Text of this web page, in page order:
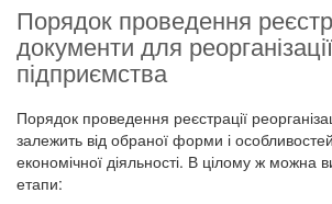
Порядок проведення
документи для реорганізації
підприємства
Порядок проведення реєстрації
залежить від обраної форми і
економічної діяльності. В цілому ж можна
етапи: